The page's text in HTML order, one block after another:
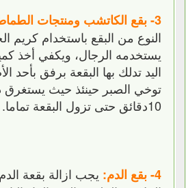
3- بقع الكاتشب ومنتجات الطماطم:
النوع من البقع باستخدام كريم
يستخدمه الرجال، ويكفي أخذ
اليد تدلك بها البقعة برفق بأحد
توخي الصبر حينئذ حيث يستغرق
10دقائق حتى تزول البقعة تماما.
4- بقع الدم:
يجب ازالة بقعة